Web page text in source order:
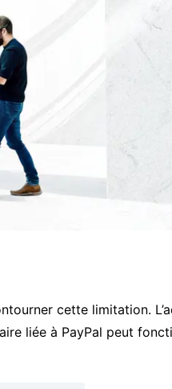
cette limitation.
liée à PayPal peut